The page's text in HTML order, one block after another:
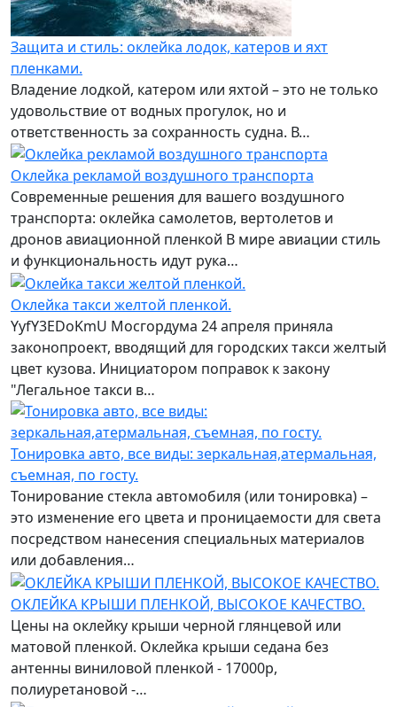
Защита и стиль: оклейка лодок, катеров и яхт
пленками.
Владение лодкой, катером или яхтой – это не только
удовольствие от водных прогулок, но и
ответственность за сохранность судна. В…
Оклейка рекламой воздушного транспорта
Современные решения для вашего воздушного
транспорта: оклейка самолетов, вертолетов и
дронов авиационной пленкой В мире авиации стиль
и функциональность идут рука…
Оклейка такси желтой пленкой.
YyfY3EDoKmU Мосгордума 24 апреля приняла
законопроект, вводящий для городских такси желтый
цвет кузова. Инициатором поправок к закону
"Легальное такси в…
Тонировка авто, все виды: зеркальная,атермальная,
съемная, по госту.
Тонирование стекла автомобиля (или тонировка) –
это изменение его цвета и проницаемости для света
посредством нанесения специальных материалов
или добавления…
ОКЛЕЙКА КРЫШИ ПЛЕНКОЙ, ВЫСОКОЕ КАЧЕСТВО.
Цены на оклейку крыши черной глянцевой или
матовой пленкой. Оклейка крыши седана без
антенны виниловой пленкой - 17000р,
полиуретановой -…